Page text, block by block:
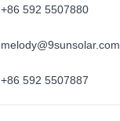
+86 592 5507880
melody@9sunsolar.com
+86 592 5507887